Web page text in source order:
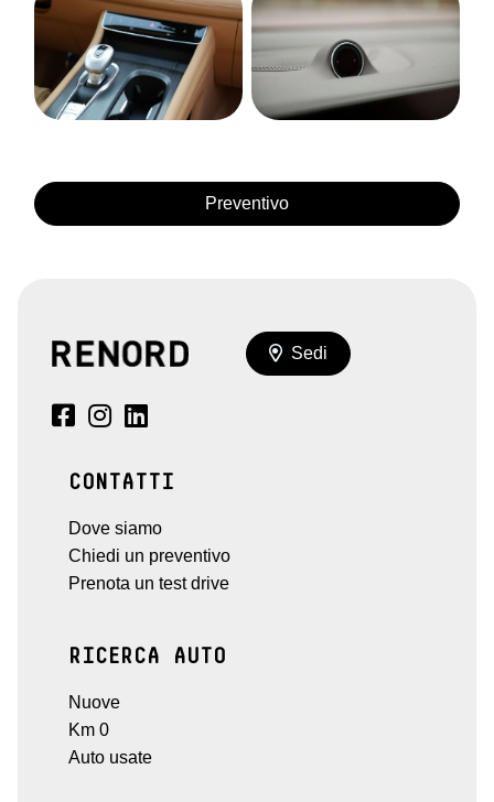
Preventivo
Sedi
CONTATTI
Dove siamo
Chiedi un preventivo
Prenota un test drive
RICERCA AUTO
Nuove
Km 0
Auto usate